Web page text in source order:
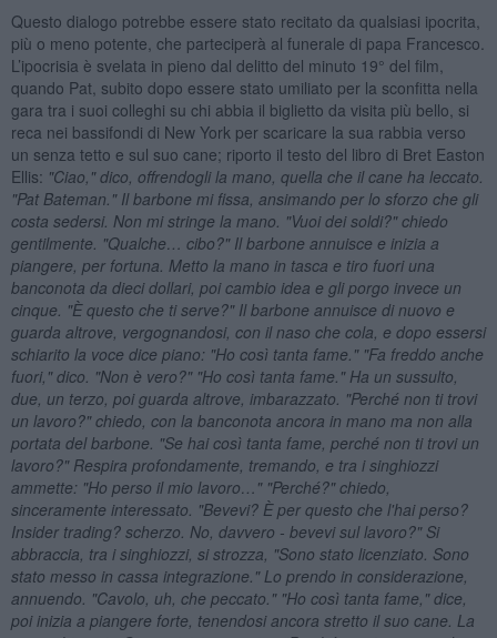
Questo dialogo potrebbe essere stato recitato da qualsiasi ipocrita,
più o meno potente, che parteciperà al funerale di papa Francesco.
L’ipocrisia è svelata in pieno dal delitto del minuto 19° del film,
quando Pat, subito dopo essere stato umiliato per la sconfitta nella
gara tra i suoi colleghi su chi abbia il biglietto da visita più bello, si
reca nei bassifondi di New York per scaricare la sua rabbia verso
un senza tetto e sul suo cane; riporto il testo del libro di Bret Easton
Ellis: "Ciao," dico, offrendogli la mano, quella che il cane ha leccato.
"Pat Bateman." Il barbone mi fissa, ansimando per lo sforzo che gli
costa sedersi. Non mi stringe la mano. "Vuoi dei soldi?" chiedo
gentilmente. "Qualche… cibo?" Il barbone annuisce e inizia a
piangere, per fortuna. Metto la mano in tasca e tiro fuori una
banconota da dieci dollari, poi cambio idea e gli porgo invece un
cinque. "È questo che ti serve?" Il barbone annuisce di nuovo e
guarda altrove, vergognandosi, con il naso che cola, e dopo essersi
schiarito la voce dice piano: "Ho così tanta fame." "Fa freddo anche
fuori," dico. "Non è vero?" "Ho così tanta fame." Ha un sussulto,
due, un terzo, poi guarda altrove, imbarazzato. "Perché non ti trovi
un lavoro?" chiedo, con la banconota ancora in mano ma non alla
portata del barbone. "Se hai così tanta fame, perché non ti trovi un
lavoro?" Respira profondamente, tremando, e tra i singhiozzi
ammette: "Ho perso il mio lavoro…" "Perché?" chiedo,
sinceramente interessato. "Bevevi? È per questo che l'hai perso?
Insider trading? scherzo. No, davvero - bevevi sul lavoro?" Si
abbraccia, tra i singhiozzi, si strozza, "Sono stato licenziato. Sono
stato messo in cassa integrazione." Lo prendo in considerazione,
annuendo. "Cavolo, uh, che peccato." "Ho così tanta fame," dice,
poi inizia a piangere forte, tenendosi ancora stretto il suo cane. La